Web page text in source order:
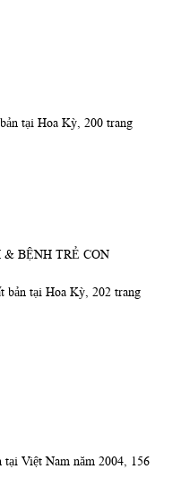
tại Hoa Kỳ, 200 trang
BỆNH TRẺ CON
bản tại Hoa Kỳ, 202 trang
Việt Nam năm 2004, 156